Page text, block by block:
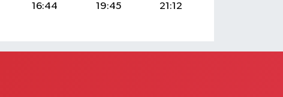
16:44 19:45 21:12